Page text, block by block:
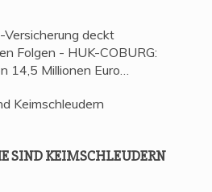
deckt
Folgen - HUK-COBURG:
14,5 Millionen Euro…
SIND KEIMSCHLEUDERN